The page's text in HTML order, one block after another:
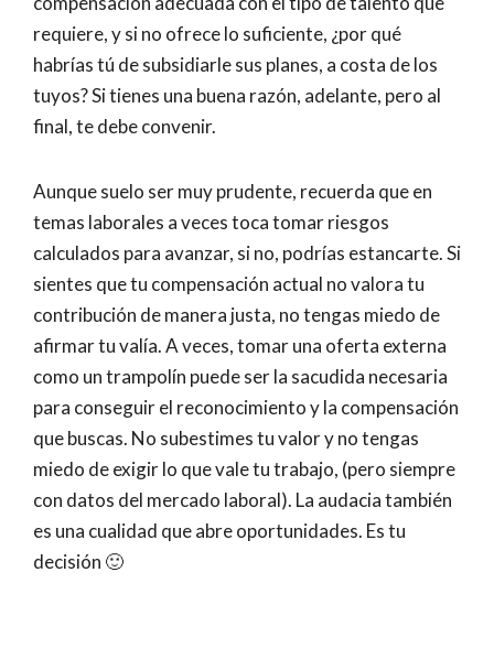
requiere, y si no ofrece lo suficiente, ¿por qué
habrías tú de subsidiarle sus planes, a costa de los
tuyos? Si tienes una buena razón, adelante, pero al
final, te debe convenir.
Aunque suelo ser muy prudente, recuerda que en
temas laborales a veces toca tomar riesgos
calculados para avanzar, si no, podrías estancarte. Si
sientes que tu compensación actual no valora tu
contribución de manera justa, no tengas miedo de
afirmar tu valía. A veces, tomar una oferta externa
como un trampolín puede ser la sacudida necesaria
para conseguir el reconocimiento y la compensación
que buscas. No subestimes tu valor y no tengas
miedo de exigir lo que vale tu trabajo, (pero siempre
con datos del mercado laboral). La audacia también
es una cualidad que abre oportunidades. Es tu
decisión 🙂